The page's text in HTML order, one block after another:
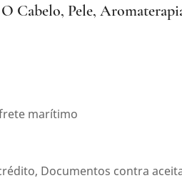
Cabelo, Pele,
marítimo
Documentos contra